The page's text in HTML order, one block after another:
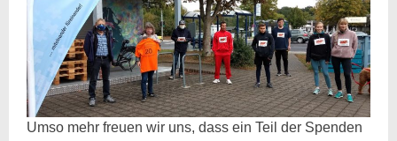
Umso mehr freuen wir uns, dass ein Teil der Spenden